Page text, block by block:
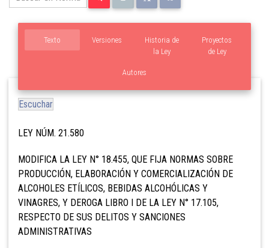
Texto Versiones
Proyectos
de Ley
Autores
Historia de
la Ley
Escuchar
LEY NÚM. 21.580
MODIFICA LA LEY N° 18.455, QUE FIJA NORMAS SOBRE
PRODUCCIÓN, ELABORACIÓN Y COMERCIALIZACIÓN DE
ALCOHOLES ETÍLICOS, BEBIDAS ALCOHÓLICAS Y
VINAGRES, Y DEROGA LIBRO I DE LA LEY N° 17.105,
RESPECTO DE SUS DELITOS Y SANCIONES
ADMINISTRATIVAS